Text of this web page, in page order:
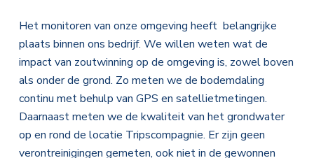
Het monitoren van onze omgeving heeft belangrijke
plaats binnen ons bedrijf. We willen weten wat de
impact van zoutwinning op de omgeving is, zowel boven
als onder de grond. Zo meten we de bodemdaling
continu met behulp van GPS en satellietmetingen.
Daarnaast meten we de kwaliteit van het grondwater
op en rond de locatie Tripscompagnie. Er zijn geen
verontreinigingen gemeten, ook niet in de gewonnen